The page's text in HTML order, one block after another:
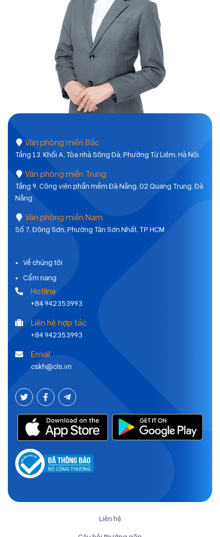
Văn phòng miền Bắc
Tầng 13, Khối A, Tòa nhà Sông Đà, Phường Từ Liêm, Hà Nội
Văn phòng miền Trung
Tầng 9, Công viên phần mềm Đà Nẵng, 02 Quang Trung, Đà
Nẵng
Văn phòng miền Nam
Số 7, Đông Sơn, Phường Tân Sơn Nhất, TP HCM
Về chúng tôi
Cẩm nang
Hotline
+84 942353993
Liên hệ hợp tác
+84 942353993
Email
cskh@cls.vn
Liên hệ